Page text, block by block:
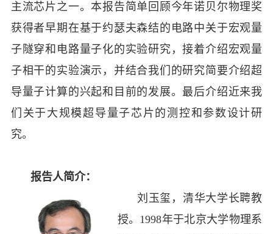
主流芯片之一。本报告简单回顾今年诺贝尔物理奖
获得者早期在基于约瑟夫森结的电路中关于宏观量
子隧穿和电路量子化的实验研究，接着介绍宏观量
子相干的实验演示，并结合我们的研究简要介绍超
导量子计算的兴起和目前的发展。最后介绍近来我
们关于大规模超导量子芯片的测控和参数设计研
究。
报告人简介：
刘玉玺，清华大学长聘教
授。1998年于北京大学物理系